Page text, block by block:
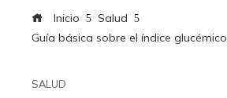
Inicio
Salud
Guía básica sobre el índice glucémico
SALUD